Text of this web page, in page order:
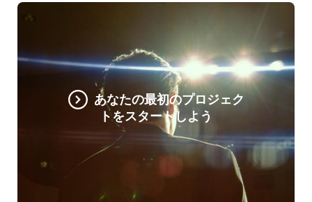
あなたの最初のプロジェク
トをスタートしよう